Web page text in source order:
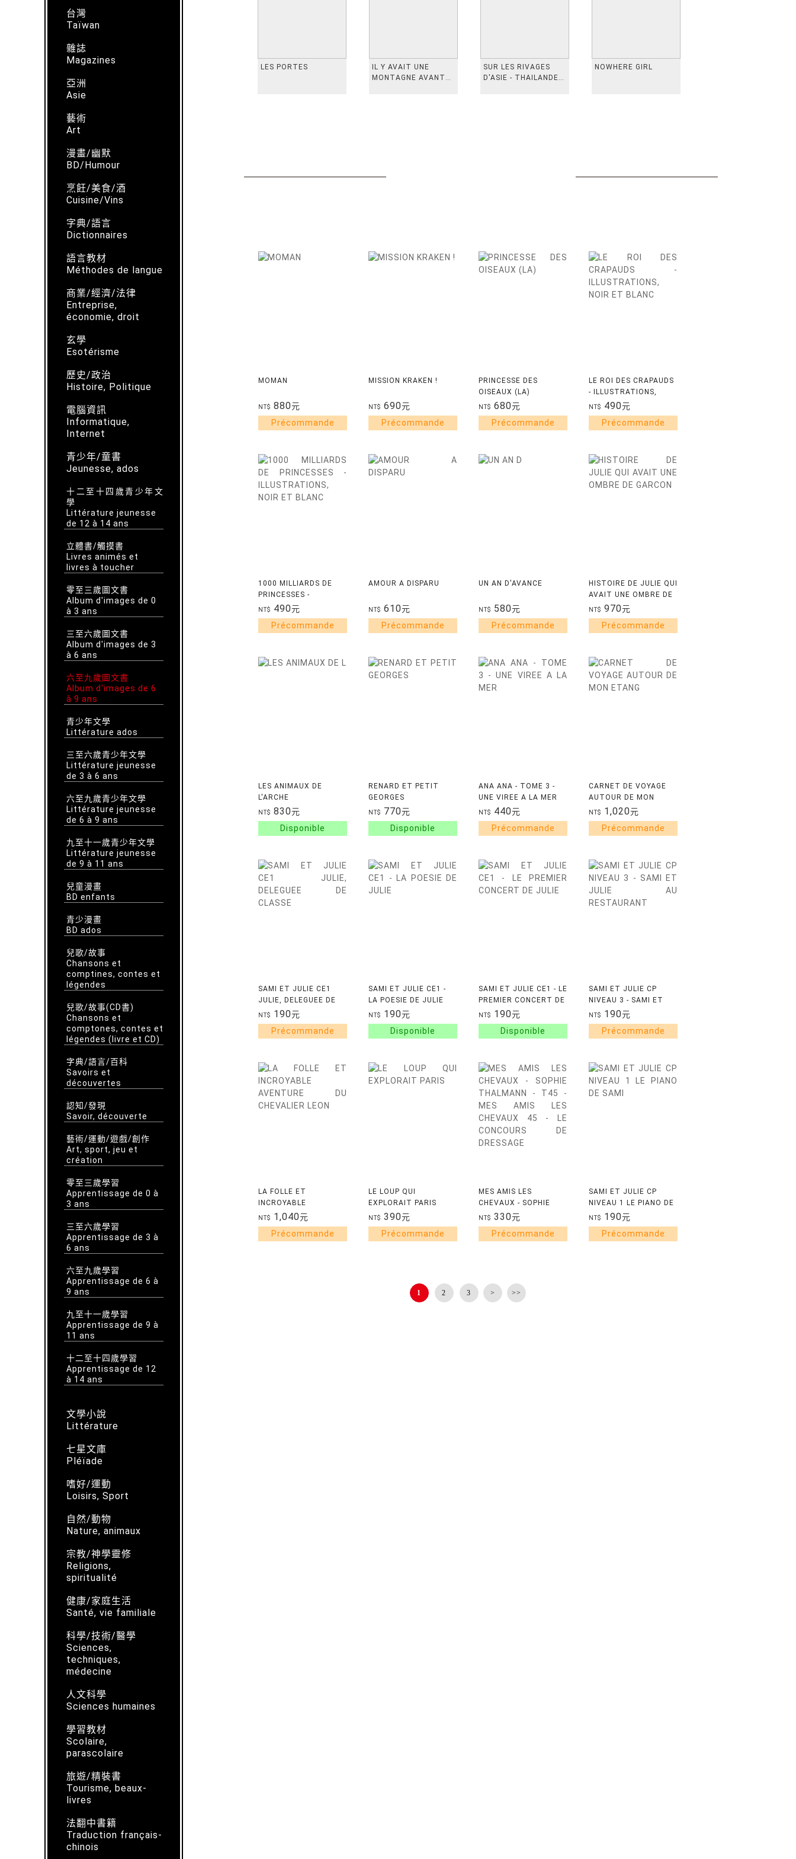
台灣
Taïwan
雜誌
Magazines
亞洲
Asie
藝術
Art
漫畫/幽默
BD/Humour
烹飪/美食/酒
Cuisine/Vins
字典/語言
Dictionnaires
語言教材
Méthodes de langue
商業/經濟/法律
Entreprise,
économie, droit
玄學
Esotérisme
歷史/政治
Histoire, Politique
電腦資訊
Informatique,
Internet
青少年/童書
Jeunesse, ados
十二至十四歲青少年文
學
Littérature jeunesse
de 12 à 14 ans
立體書/觸摸書
Livres animés et
livres à toucher
零至三歲圖文書
Album d'images de 0
à 3 ans
三至六歲圖文書
Album d'images de 3
à 6 ans
六至九歲圖文書
Album d'images de 6
à 9 ans
青少年文學
Littérature ados
三至六歲青少年文學
Littérature jeunesse
de 3 à 6 ans
六至九歲青少年文學
Littérature jeunesse
de 6 à 9 ans
九至十一歲青少年文學
Littérature jeunesse
de 9 à 11 ans
兒童漫畫
BD enfants
青少漫畫
BD ados
兒歌/故事
Chansons et
comptines, contes et
légendes
兒歌/故事(CD書)
Chansons et
comptones, contes et
légendes (livre et CD)
字典/語言/百科
Savoirs et
découvertes
認知/發現
Savoir, découverte
藝術/運動/遊戲/創作
Art, sport, jeu et
création
零至三歲學習
Apprentissage de 0 à
3 ans
三至六歲學習
Apprentissage de 3 à
6 ans
六至九歲學習
Apprentissage de 6 à
9 ans
九至十一歲學習
Apprentissage de 9 à
11 ans
十二至十四歲學習
Apprentissage de 12
à 14 ans
文學小說
Littérature
七星文庫
Pléïade
嗜好/運動
Loisirs, Sport
自然/動物
Nature, animaux
宗教/神學靈修
Religions,
spiritualité
健康/家庭生活
Santé, vie familiale
科學/技術/醫學
Sciences,
techniques,
médecine
人文科學
Sciences humaines
學習教材
Scolaire,
parascolaire
旅遊/精裝書
Tourisme, beaux-
livres
法翻中書籍
Traduction français-
chinois
LES PORTES
IL Y AVAIT UNE
MONTAGNE AVANT
SUR LES RIVAGES
D'ASIE - THAILANDE,
NOWHERE GIRL
MOMAN
NT$ 880元
MISSION KRAKEN !
NT$ 690元
PRINCESSE DES
OISEAUX (LA)
NT$ 680元
LE ROI DES CRAPAUDS
- ILLUSTRATIONS,
NOIR ET BLANC
NT$ 490元
1000 MILLIARDS DE
PRINCESSES -
ILLUSTRATIONS, NOIR
ET BLANC
NT$ 490元
AMOUR A DISPARU
NT$ 610元
UN AN D'AVANCE
NT$ 580元
HISTOIRE DE JULIE QUI
AVAIT UNE OMBRE DE
GARCON
NT$ 970元
LES ANIMAUX DE
L'ARCHE
NT$ 830元
RENARD ET PETIT
GEORGES
NT$ 770元
ANA ANA - TOME 3 -
UNE VIREE A LA MER
NT$ 440元
CARNET DE VOYAGE
AUTOUR DE MON
ETANG
NT$ 1,020元
SAMI ET JULIE CE1
JULIE, DELEGUEE DE
CLASSE
NT$ 190元
SAMI ET JULIE CE1 -
LA POESIE DE JULIE
NT$ 190元
SAMI ET JULIE CE1 - LE
PREMIER CONCERT DE
JULIE
NT$ 190元
SAMI ET JULIE CP
NIVEAU 3 - SAMI ET
JULIE AU
RESTAURANT
NT$ 190元
LA FOLLE ET
INCROYABLE
AVENTURE DU
CHEVALIER LEON
NT$ 1,040元
LE LOUP QUI
EXPLORAIT PARIS
NT$ 390元
MES AMIS LES
CHEVAUX - SOPHIE
THALMANN - T45 - MES
AMIS LES CHEVAUX 45
- LE CONCOURS DE
NT$ 330元
SAMI ET JULIE CP
NIVEAU 1 LE PIANO DE
SAMI
NT$ 190元
1 2 3 > >>